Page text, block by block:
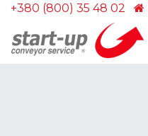
+380 (800) 35 48 02